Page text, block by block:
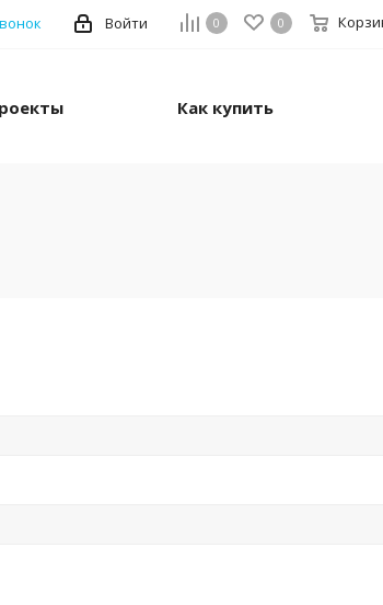
0 0
Войти
Как купить